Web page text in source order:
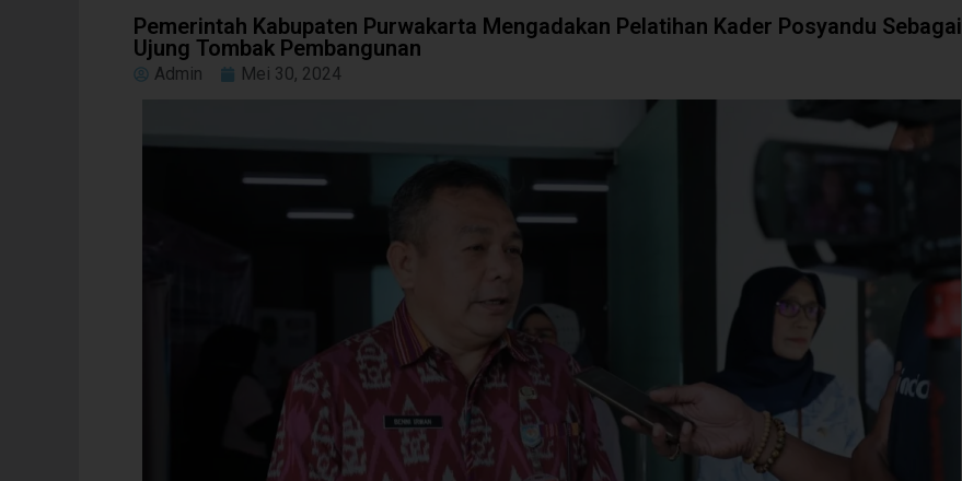
Pemerintah Kabupaten Purwakarta Mengadakan Pelatihan Kader Posyandu Sebagai
Ujung Tombak Pembangunan
Admin Mei 30, 2024